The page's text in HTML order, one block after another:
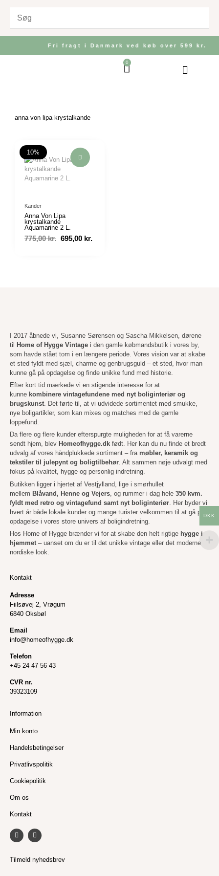
indholdet
Fri fragt i Danmark ved køb over 599 kr.
0
Kurv
anna von lipa krystalkande
10%
Kander
Anna Von Lipa
krystalkande
Aquamarine 2 L.
775,00kr.
oprindelige
pris
var:
775,00 kr..
695,00 kr.
I 2017 åbnede vi, Susanne Sørensen og Sascha Mikkelsen, dørene
til Home of Hygge Vintage i den gamle købmandsbutik i vores by,
som havde stået tom i en længere periode. Vores vision var at skabe
et sted fyldt med sjæl, charme og genbrugsguld – et sted, hvor man
kunne gå på opdagelse og finde unikke fund med historie.
Efter kort tid mærkede vi en stigende interesse for at
kunne kombinere vintagefundene med nyt boliginteriør og
brugskunst. Det førte til, at vi udvidede sortimentet med smukke,
nye boligartikler, som kan mixes og matches med de gamle
loppefund.
Da flere og flere kunder efterspurgte muligheden for at få varerne
sendt hjem, blev Homeofhygge.dk født. Her kan du nu finde et bredt
udvalg af vores håndplukkede sortiment – fra møbler, keramik og
tekstiler til julepynt og boligtilbehør. Alt sammen nøje udvalgt med
fokus på kvalitet, hygge og personlig indretning.
Butikken ligger i hjertet af Vestjylland, lige i smørhullet
mellem Blåvand, Henne og Vejers , og rummer i dag hele 350 kvm.
fyldt med retro og vintagefund samt nyt boliginteriør . Her byder vi
hvert år både lokale kunder og mange turister velkommen til at gå på
opdagelse i vores store univers af boligindretning.
Hos Home of Hygge brænder vi for at skabe den helt rigtige hygge i
hjemmet– uanset om du er til det unikke vintage eller det moderne
nordiske look.
Kontakt
Adresse
Fiilsøvej 2, Vrøgum
6840 Oksbøl
Email
info@homeofhygge.dk
Telefon
+45 24 47 56 43
CVR nr.
39323109
Information
Min konto
Handelsbetingelser
Privatlivspolitik
Cookiepolitik
Om os
Kontakt
F
a
c
b
I
n
s
a
g
Tilmeld nyhedsbrev
DKK